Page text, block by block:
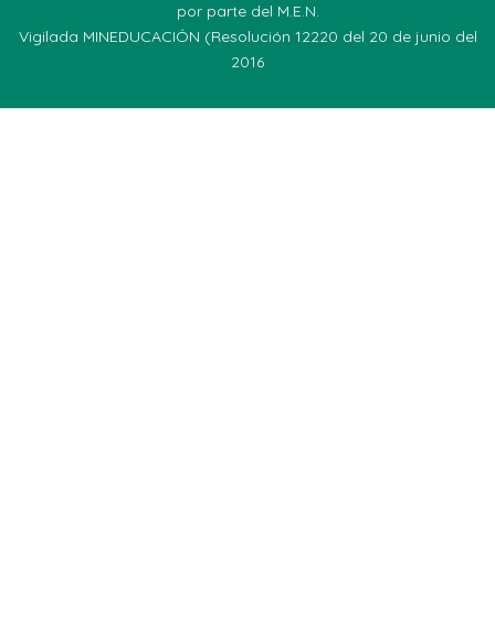
por parte del M.E.N.
Vigilada MINEDUCACIÓN (Resolución 12220 del 20 de junio del
2016